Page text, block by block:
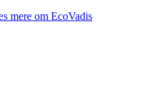
mere om EcoVadis